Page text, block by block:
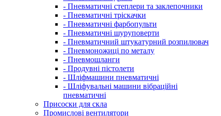
- Пневматичні степлери та заклепочники
- Пневматичні тріскачки
- Пневматичні фарбопульти
- Пневматичні шуруповерти
- Пневматичний штукатурний розпилювач
- Пневмоножиці по металу
- Пневмошланги
- Продувні пістолети
- Шліфмашини пневматичні
- Шліфувальні машини вібраційні
пневматичні
Присоски для скла
Промислові вентилятори